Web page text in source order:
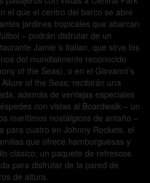
el que el centro del barco se abre
jardines tropicales que abarcan
– podrán disfrutar de un
Jamie´s Italian, que sirve los
del mundialmente reconocido
of the Seas), o en el Giovanni’s
of the Seas; recibirán una
además de ventajas especiales
con vistas al Boardwalk – un
marítimos nostálgicos de antaño –
para cuatro en Johnny Rockets, el
que ofrece hamburguesas y
clásico; un paquete de refrescos
para disfrutar de la pared de
de altura.